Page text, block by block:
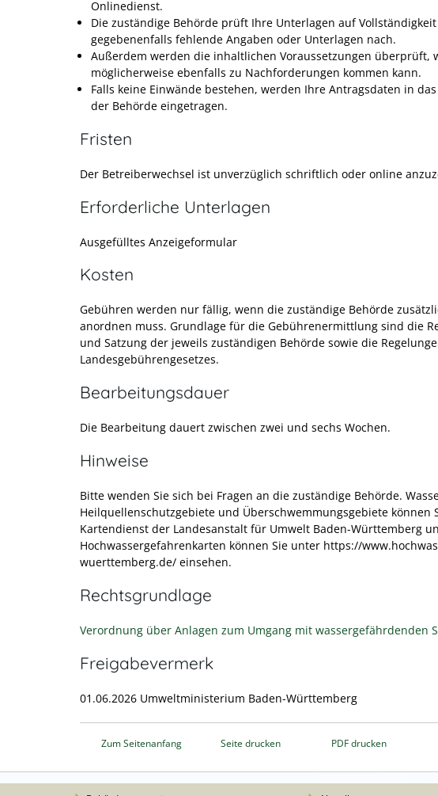
Onlinedienst.
Die zuständige Behörde prüft Ihre Unterlagen auf
gegebenenfalls fehlende Angaben oder Unterlagen nach.
Außerdem werden die inhaltlichen Voraussetzungen überprüft,
möglicherweise ebenfalls zu Nachforderungen kommen kann.
Falls keine Einwände bestehen, werden Ihre Antragsdaten in
der Behörde eingetragen.
Fristen
Der Betreiberwechsel ist unverzüglich schriftlich oder online
Erforderliche Unterlagen
Ausgefülltes Anzeigeformular
Kosten
Gebühren werden nur fällig, wenn die zuständige Behörde
anordnen muss. Grundlage für die Gebührenermittlung sind die
und Satzung der jeweils zuständigen Behörde sowie die
Landesgebührengesetzes.
Bearbeitungsdauer
Die Bearbeitung dauert zwischen zwei und sechs Wochen.
Hinweise
Bitte wenden Sie sich bei Fragen an die zuständige Behörde.
Heilquellenschutzgebiete und Überschwemmungsgebiete können
Kartendienst der Landesanstalt für Umwelt Baden-Württemberg
Hochwassergefahrenkarten können Sie unter https://
wuerttemberg.de/ einsehen.
Rechtsgrundlage
Verordnung über Anlagen zum Umgang mit wassergefährdenden
Freigabevermerk
01.06.2026 Umweltministerium Baden-Württemberg
Zum Seitenanfang Seite drucken PDF drucken